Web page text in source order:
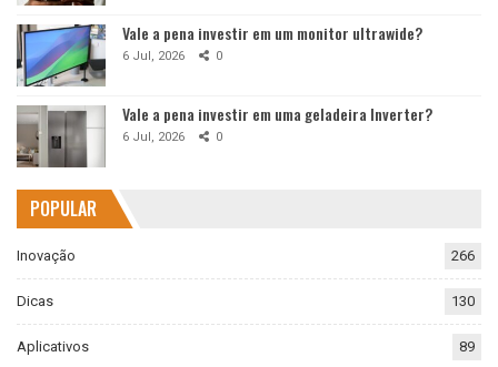
Vale a pena investir em um monitor ultrawide?
6 Jul, 2026 0
Vale a pena investir em uma geladeira Inverter?
6 Jul, 2026 0
POPULAR
Inovação 266
Dicas 130
Aplicativos 89